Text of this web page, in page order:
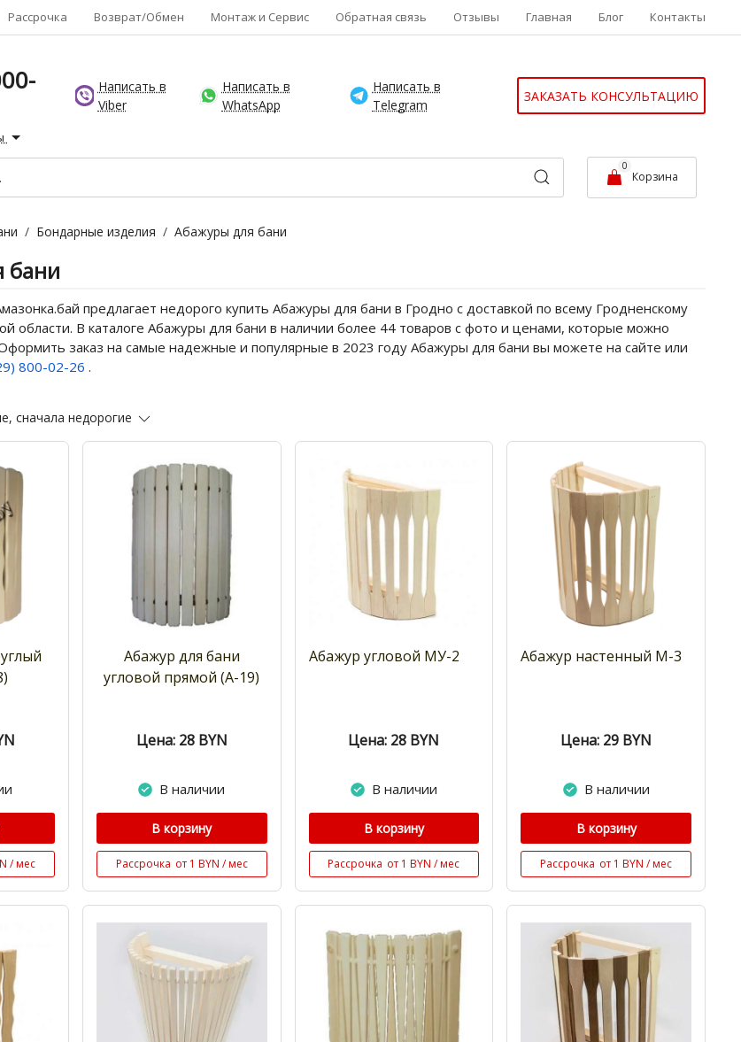
Рассрочка Возврат/Обмен Монтаж и Сервис Обратная связь Отзывы Главная Блог Контакты
Написать в
Viber
Написать в
WhatsApp
Написать в
Telegram
ЗАКАЗАТЬ КОНСУЛЬТАЦИЮ
0
Корзина
/ Бондарные изделия / Абажуры для бани
бани
предлагает недорого купить Абажуры для бани в Гродно с доставкой по всему Гродненскому
области. В каталоге Абажуры для бани в наличии более 44 товаров с фото и ценами, которые можно
Оформить заказ на самые надежные и популярные в 2023 году Абажуры для бани вы можете на сайте или
800-02-26 .
сначала недорогие
/ мес
Абажур для бани
угловой прямой (А-19)
Цена: 28 BYN
В наличии
В корзину
Рассрочка от 1 BYN / мес
Абажур угловой МУ-2
Цена: 28 BYN
В наличии
В корзину
Рассрочка от 1 BYN / мес
Абажур настенный М-3
Цена: 29 BYN
В наличии
В корзину
Рассрочка от 1 BYN / мес